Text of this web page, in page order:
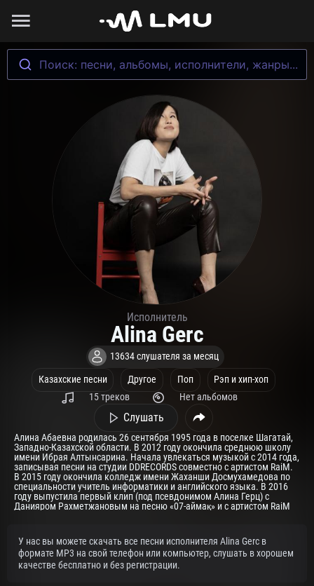
Поиск: песни, альбомы, исполнители, жанры...
Исполнитель
Alina Gerc
13634 слушателя за месяц
Казахские песни
Другое Поп
Рэп и хип-хоп
15 треков
Нет альбомов
Слушать
Алина Абаевна родилась 26 сентября 1995 года в поселке Шагатай,
Западно-Казахской области. В 2012 году окончила среднюю школу
имени Ибрая Алтынсарина. Начала увлекаться музыкой с 2014 года,
записывая песни на студии DDRECORDS совместно с артистом RaiM.
В 2015 году окончила колледж имени Жаханши Досмухамедова по
специальности учитель информатики и английского языка. В 2016
году выпустила первый клип (под псевдонимом Алина Герц) с
Данияром Рахметжановым на песню «07-аймақ» и с артистом RaiM
«Aqjaiyq» на должности переводчик-редактор новостей. На данный
момент является официальным резидентом команды DDRECORDS.
Другие похожие исполнителей. Sadraddin,Jazzdauren,Zhenis,Raim,
Duman,Akimmmich,
У нас вы можете скачать все песни исполнителя Alina Gerc в
формате MP3 на свой телефон или компьютер, слушать в хорошем
качестве бесплатно и без регистрации.